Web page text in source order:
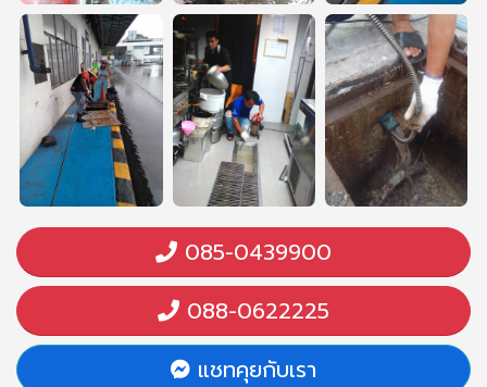
085-0439900
088-0622225
แชทคุยกับเรา